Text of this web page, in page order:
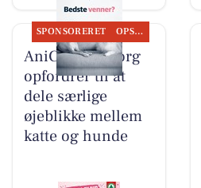
SPONSORERET OPSLAGSTAVLEN
AniCura Aalborg
opfordrer til at
dele særlige
øjeblikke mellem
katte og hunde